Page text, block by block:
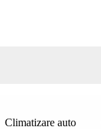
Climatizare auto